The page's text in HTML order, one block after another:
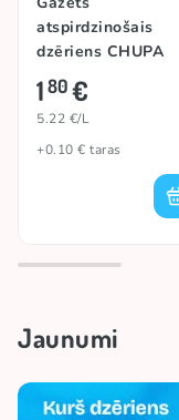
atspirdzinošais
dzēriens CHUPA
CHUPS
(STRAWBERRY),
345ml
180€
5.22 €/L
+0.10 € taras
Jaunumi